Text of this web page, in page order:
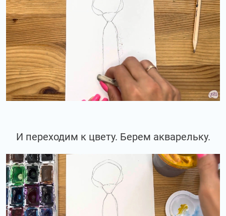
И переходим к цвету. Берем акварельку.